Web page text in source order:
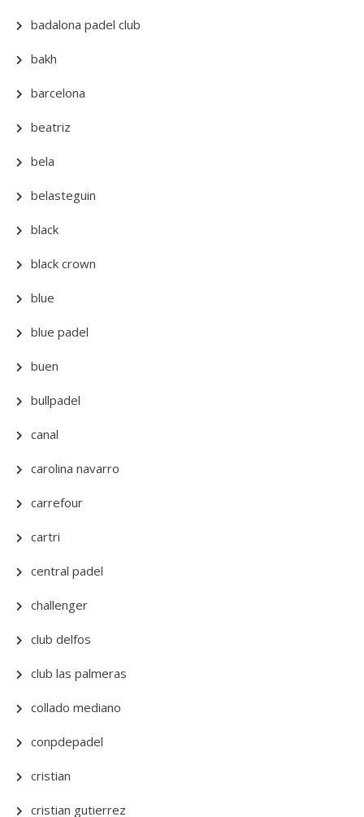
badalona padel club
bakh
barcelona
beatriz
bela
belasteguin
black
black crown
blue
blue padel
buen
bullpadel
canal
carolina navarro
carrefour
cartri
central padel
challenger
club delfos
club las palmeras
collado mediano
conpdepadel
cristian
cristian gutierrez